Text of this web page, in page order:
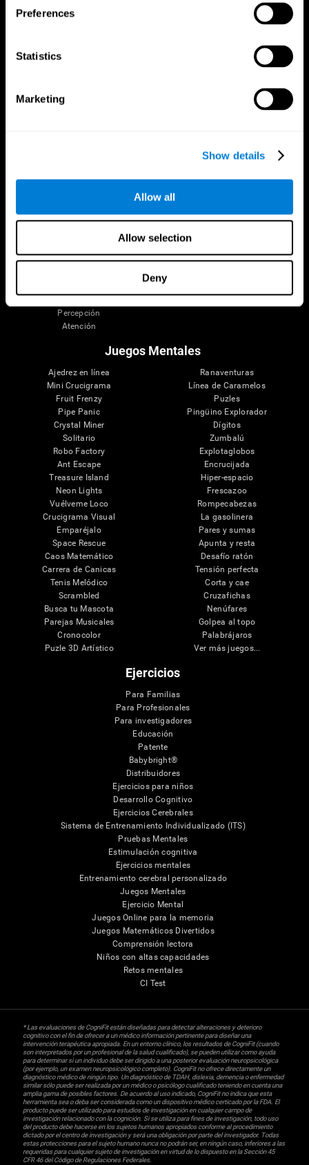
Preferences
Statistics
Marketing
Show details
Allow all
Allow selection
Deny
Las Neuronas
Cognición
Funciones cerebrales
Percepción
Atención
Juegos de Ordenador
Pilotos
Entrenamiento Adultos Mayores
Estado cognitivo en mayores
Taxonomía SG4D
Juegos Mentales
Ajedrez en línea
Mini Crucigrama
Fruit Frenzy
Pipe Panic
Crystal Miner
Solitario
Robo Factory
Ant Escape
Treasure Island
Neon Lights
Vuélveme Loco
Crucigrama Visual
Emparéjalo
Space Rescue
Caos Matemático
Carrera de Canicas
Tenis Melódico
Scrambled
Busca tu Mascota
Parejas Musicales
Cronocolor
Puzle 3D Artístico
Ranaventuras
Línea de Caramelos
Puzles
Pingüino Explorador
Dígitos
Zumbalú
Explotaglobos
Encrucijada
Hiper-espacio
Frescazoo
Rompecabezas
La gasolinera
Pares y sumas
Apunta y resta
Desafío ratón
Tensión perfecta
Corta y cae
Cruzafichas
Nenúfares
Golpea al topo
Palabrájaros
Ver más juegos...
Ejercicios
Para Familias
Para Profesionales
Para investigadores
Educación
Patente
Babybright®
Distribuidores
Ejercicios para niños
Desarrollo Cognitivo
Ejercicios Cerebrales
Sistema de Entrenamiento Individualizado (ITS)
Pruebas Mentales
Estimulación cognitiva
Ejercicios mentales
Entrenamiento cerebral personalizado
Juegos Mentales
Ejercicio Mental
Juegos Online para la memoria
Juegos Matemáticos Divertidos
Comprensión lectora
Niños con altas capacidades
Retos mentales
CI Test
* Las evaluaciones de CogniFit están diseñadas para detectar alteraciones y deterioro
cognitivo con el fin de ofrecer a un médico información pertinente para diseñar una
intervención terapéutica apropiada. En un entorno clínico, los resultados de CogniFit (cuando
son interpretados por un profesional de la salud cualificado), se pueden utilizar como ayuda
para determinar si un individuo debe ser dirigido a una posterior evaluación neuropsicológica
(por ejemplo, un examen neuropsicológico completo). CogniFit no ofrece directamente un
diagnóstico médico de ningún tipo. Un diagnóstico de TDAH, dislexia, demencia o enfermedad
similar sólo puede ser realizada por un médico o psicólogo cualificado teniendo en cuenta una
amplia gama de posibles factores. De acuerdo al uso indicado, CogniFit no indica que esta
herramienta sea o deba ser considerada como un dispositivo médico certicado por la FDA. El
producto puede ser utilizado para estudios de investigación en cualquier campo de
investigación relacionado con la cognición. Si se utiliza para fines de investigación, todo uso
del producto debe hacerse en los sujetos humanos apropiados conforme al procedimiento
dictado por el centro de investigación y será una obligación por parte del investigador. Todas
estas protecciones para el sujeto humano nunca no podrán ser, en ningún caso, inferiores a las
requeridas para cualquier sujeto de investigación en virtud de lo dispuesto en la Sección 45
CFR 46 del Código de Regulaciones Federales.